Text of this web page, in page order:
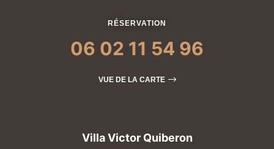
RÉSERVATION
06 02 11 54 96
VUE DE LA CARTE
Villa Victor Quiberon